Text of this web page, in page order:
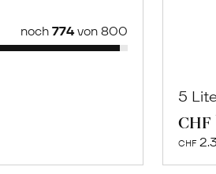
noch774von 800
Naturbelassene
5
CHF
CHF